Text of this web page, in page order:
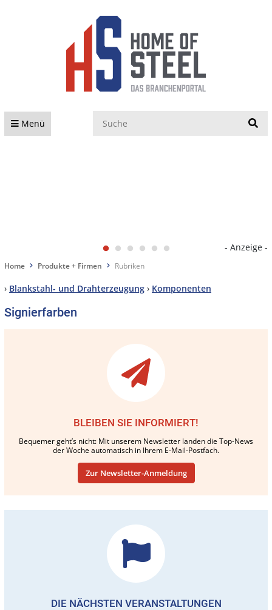
Menü
- Anzeige -
Home Produkte + Firmen Rubriken
› Blankstahl- und Drahterzeugung › Komponenten
Signierfarben
BLEIBEN SIE INFORMIERT!
Bequemer geht’s nicht: Mit unserem Newsletter landen die Top-News
der Woche automatisch in Ihrem E-Mail-Postfach.
Zur Newsletter-Anmeldung
DIE NÄCHSTEN VERANSTALTUNGEN